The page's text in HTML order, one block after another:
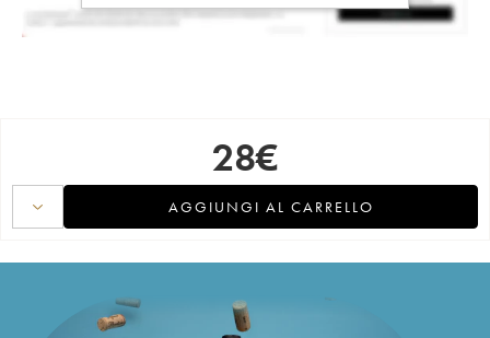
28€
AGGIUNGI AL CARRELLO